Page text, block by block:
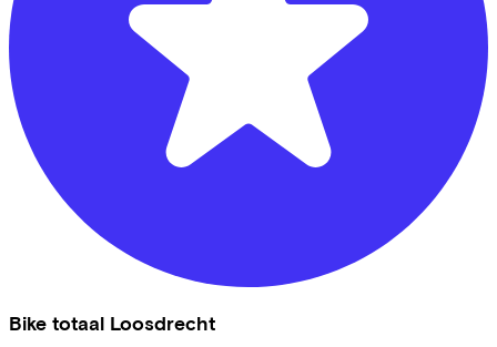
Bike totaal Loosdrecht